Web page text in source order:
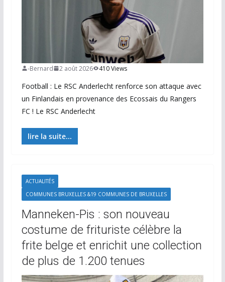
-Bernard 2 août 2026 410 Views
Football : Le RSC Anderlecht renforce son attaque avec
un Finlandais en provenance des Ecossais du Rangers
FC ! Le RSC Anderlecht
lire la suite...
ACTUALITÉS
COMMUNES BRUXELLES &19 COMMUNES DE BRUXELLES
Manneken-Pis : son nouveau
costume de frituriste célèbre la
frite belge et enrichit une collection
de plus de 1.200 tenues